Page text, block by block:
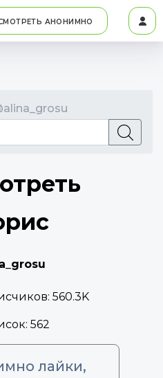
АНОНИМНО
560.3K
562
лайки,